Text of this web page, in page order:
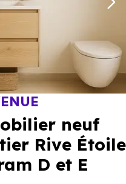
neuf
Rive Étoile
D et E